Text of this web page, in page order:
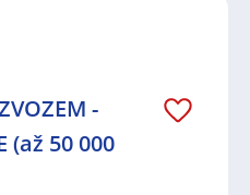
-
(až 50 000